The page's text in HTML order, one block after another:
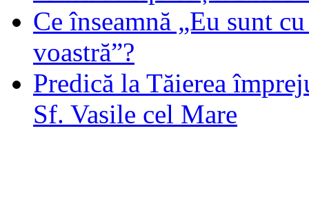
Ce înseamnă „Eu sunt
voastră”?
Predică la Tăierea
Sf. Vasile cel Mare